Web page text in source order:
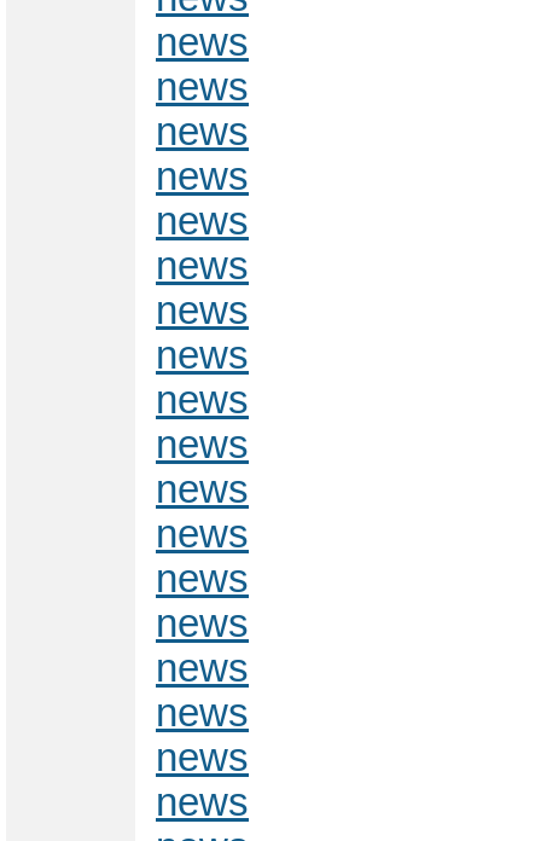
news
news
news
news
news
news
news
news
news
news
news
news
news
news
news
news
news
news